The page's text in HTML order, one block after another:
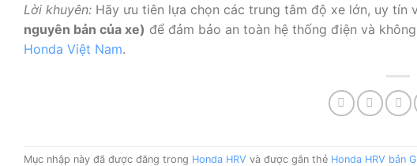
Lời khuyên: Hãy ưu tiên lựa chọn các trung tâm độ xe lớn, uy tín
nguyên bản của xe) để đảm bảo an toàn hệ thống điện và
Honda Việt Nam.
Mục nhập này đã được đăng trong Honda HRV và được gắn thẻ Honda HRV bản G